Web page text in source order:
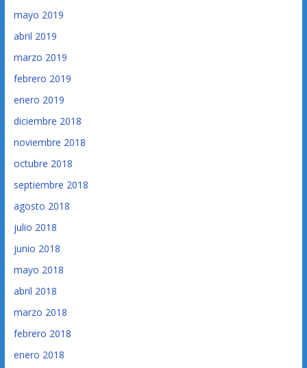
mayo 2019
abril 2019
marzo 2019
febrero 2019
enero 2019
diciembre 2018
noviembre 2018
octubre 2018
septiembre 2018
agosto 2018
julio 2018
junio 2018
mayo 2018
abril 2018
marzo 2018
febrero 2018
enero 2018